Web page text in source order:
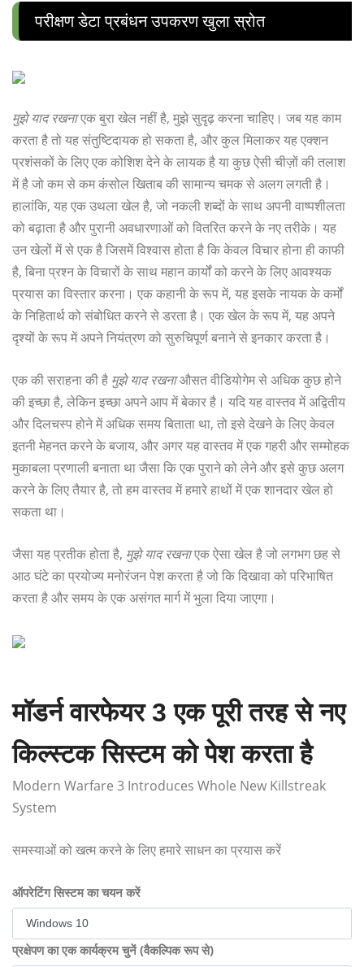
परीक्षण डेटा प्रबंधन उपकरण खुला स्रोत
मुझे याद रखनाएक बुरा खेल नहीं है, मुझे सुदृढ़ करना चाहिए। जब यह काम
करता है तो यह संतुष्टिदायक हो सकता है, और कुल मिलाकर यह एक्शन
प्रशंसकों के लिए एक कोशिश देने के लायक है या कुछ ऐसी चीज़ों की तलाश
में है जो कम से कम कंसोल खिताब की सामान्य चमक से अलग लगती है।
हालांकि, यह एक उथला खेल है, जो नकली शब्दों के साथ अपनी वाष्पशीलता
को बढ़ाता है और पुरानी अवधारणाओं को वितरित करने के नए तरीके। यह
उन खेलों में से एक है जिसमें विश्वास होता है कि केवल विचार होना ही काफी
है, बिना प्रश्न के विचारों के साथ महान कार्यों को करने के लिए आवश्यक
प्रयास का विस्तार करना। एक कहानी के रूप में, यह इसके नायक के कर्मों
के निहितार्थ को संबोधित करने से डरता है। एक खेल के रूप में, यह अपने
दृश्यों के रूप में अपने नियंत्रण को सुरुचिपूर्ण बनाने से इनकार करता है।
एक की सराहना की है मुझे याद रखनाऔसत वीडियोगेम से अधिक कुछ होने
की इच्छा है, लेकिन इच्छा अपने आप में बेकार है। यदि यह वास्तव में अद्वितीय
और दिलचस्प होने में अधिक समय बिताता था, तो इसे देखने के लिए केवल
इतनी मेहनत करने के बजाय, और अगर यह वास्तव में एक गहरी और सम्मोहक
मुकाबला प्रणाली बनाता था जैसा कि एक पुराने को लेने और इसे कुछ अलग
करने के लिए तैयार है, तो हम वास्तव में हमारे हाथों में एक शानदार खेल हो
सकता था।
जैसा यह प्रतीक होता है, मुझे याद रखनाएक ऐसा खेल है जो लगभग छह से
आठ घंटे का प्रयोज्य मनोरंजन पेश करता है जो कि दिखावा को परिभाषित
करता है और समय के एक असंगत मार्ग में भुला दिया जाएगा।
मॉडर्न वारफेयर 3 एक पूरी तरह से नए
किल्स्टक सिस्टम को पेश करता है
Modern Warfare 3 Introduces Whole New Killstreak
System
समस्याओं को खत्म करने के लिए हमारे साधन का प्रयास करें
ऑपरेटिंग सिस्टम का चयन करें
प्रक्षेपण का एक कार्यक्रम चुनें (वैकल्पिक रूप से)